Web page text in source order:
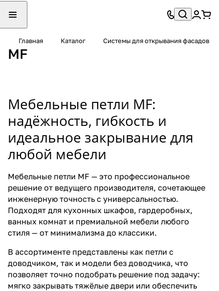
Главная Каталог Системы для открывания фасадов
MF
П
е
б
з
д
о
о
д
ч
и
к
а
П
е
с
о
в
о
ч
и
к
о
м
Мебельные петли MF:
надёжность, гибкость и
идеальное закрывание для
любой мебели
Мебельные петли MF — это профессиональное
решение от ведущего производителя, сочетающее
инженерную точность с универсальностью.
Подходят для кухонных шкафов, гардеробных,
ванных комнат и премиальной мебели любого
стиля — от минимализма до классики.
В ассортименте представлены как петли с
доводчиком, так и модели без доводчика, что
позволяет точно подобрать решение под задачу:
мягко закрывать тяжёлые двери или обеспечить